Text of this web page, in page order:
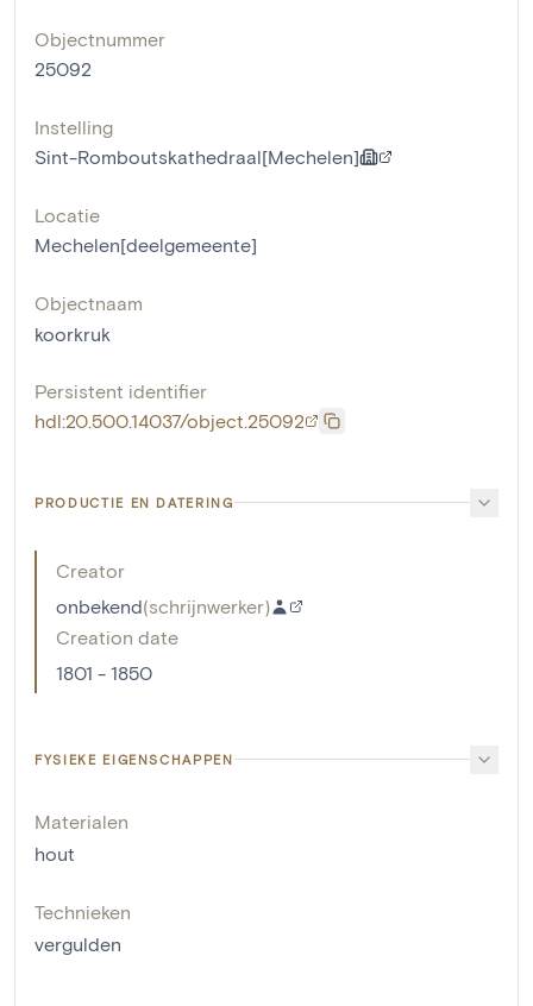
Objectnummer
25092
Instelling
Sint-Romboutskathedraal[Mechelen]
Locatie
Mechelen[deelgemeente]
Objectnaam
koorkruk
Persistent identifier
hdl:20.500.14037/object.25092
PRODUCTIE EN DATERING
Creator
onbekend(schrijnwerker)
Creation date
1801 - 1850
FYSIEKE EIGENSCHAPPEN
Materialen
hout
Technieken
vergulden